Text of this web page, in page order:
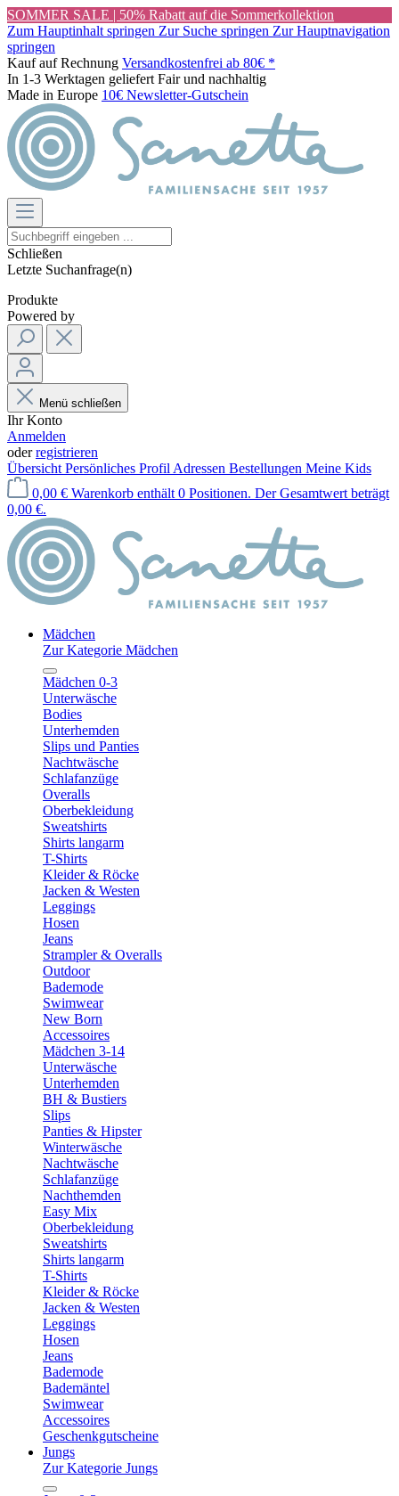
SOMMER SALE | 50% Rabatt auf die Sommerkollektion
Zum Hauptinhalt springen Zur Suche springen Zur Hauptnavigation
springen
Kauf auf Rechnung Versandkostenfrei ab 80€ *
In 1-3 Werktagen geliefert Fair und nachhaltig
Made in Europe 10€ Newsletter-Gutschein
Schließen
Letzte Suchanfrage(n)
Produkte
Powered by
Menü schließen
Ihr Konto
Anmelden
oderregistrieren
Übersicht Persönliches Profil Adressen Bestellungen Meine Kids
0,00 € Warenkorb enthält 0 Positionen. Der Gesamtwert beträgt
0,00 €.
Mädchen
Zur Kategorie Mädchen
Mädchen 0-3
Unterwäsche
Bodies
Unterhemden
Slips und Panties
Nachtwäsche
Schlafanzüge
Overalls
Oberbekleidung
Sweatshirts
Shirts langarm
T-Shirts
Kleider & Röcke
Jacken & Westen
Leggings
Hosen
Jeans
Strampler & Overalls
Outdoor
Bademode
Swimwear
New Born
Accessoires
Mädchen 3-14
Unterwäsche
Unterhemden
BH & Bustiers
Slips
Panties & Hipster
Winterwäsche
Nachtwäsche
Schlafanzüge
Nachthemden
Easy Mix
Oberbekleidung
Sweatshirts
Shirts langarm
T-Shirts
Kleider & Röcke
Jacken & Westen
Leggings
Hosen
Jeans
Bademode
Bademäntel
Swimwear
Accessoires
Geschenkgutscheine
Jungs
Zur Kategorie Jungs